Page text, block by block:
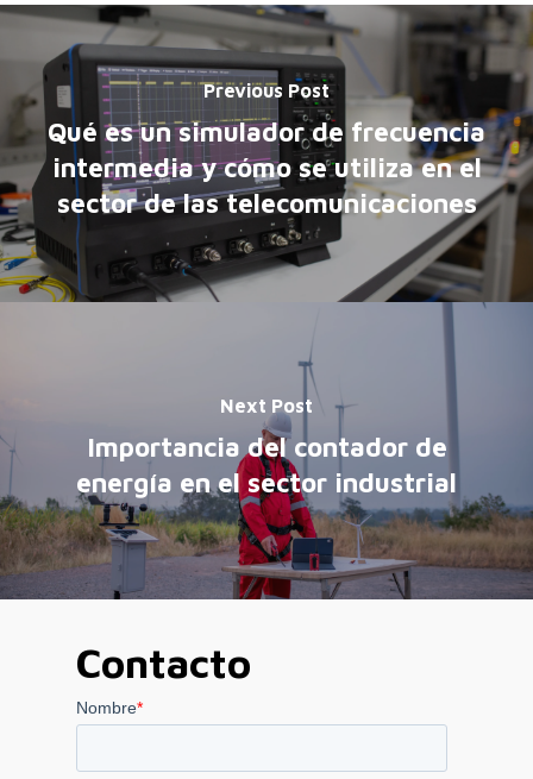
Previous Post
Qué es un simulador de frecuencia
intermedia y cómo se utiliza en el
sector de las telecomunicaciones
Next Post
Importancia del contador de
energía en el sector industrial
Contacto